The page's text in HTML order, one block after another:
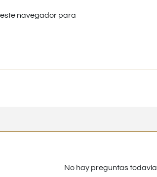
navegador para
No hay preguntas todavía